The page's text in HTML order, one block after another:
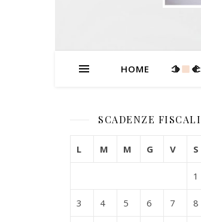
HOME 🫱 ‍🫲
SCADENZE FISCALI
L M M G V S
1
3 4 5 6 7 8